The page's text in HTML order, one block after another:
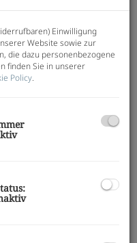
2-Zimmer-
Einwilligung
Website sowie zur
die dazu personenbezogene
finden Sie in unserer
Policy.